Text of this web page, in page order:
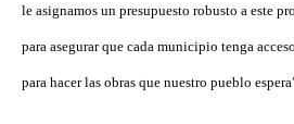
le asignamos un presupuesto robusto a este
para asegurar que cada municipio tenga
para hacer las obras que nuestro pueblo